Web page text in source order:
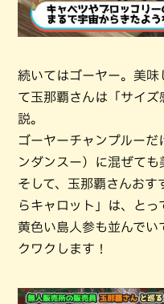
続いてはゴーヤー。美
て玉那覇さんは「サイ
説。
ゴーヤーチャンプルー
ンダンスー）に混ぜても
そして、玉那覇さんおす
らキャロット」は、とっ
黄色い島人参も並んでい
クワクします！